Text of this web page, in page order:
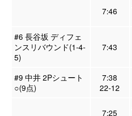
7:46
#6 長谷坂 ディフェ
ンスリバウンド(1-4-
5)
7:43
#9 中井 2Pシュート
○(9点)
7:38
22-12
7:25